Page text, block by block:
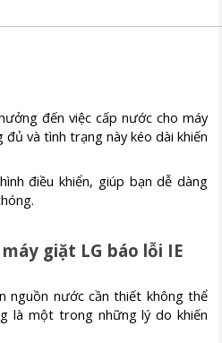
đến việc cấp nước cho máy
và tình trạng này kéo dài khiến
điều khiển, giúp bạn dễ dàng
giặt LG báo lỗi IE
nguồn nước cần thiết không thể
là một trong những lý do khiến